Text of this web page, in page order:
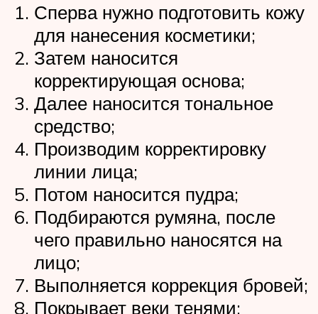
Сперва нужно подготовить кожу
для нанесения косметики;
Затем наносится
корректирующая основа;
Далее наносится тональное
средство;
Производим корректировку
линии лица;
Потом наносится пудра;
Подбираются румяна, после
чего правильно наносятся на
лицо;
Выполняется коррекция бровей;
Покрывает веки тенями;